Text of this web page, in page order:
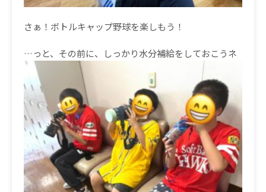
さぁ！ボトルキャップ野球を楽しもう！
…っと、その前に、しっかり水分補給をしておこうネ